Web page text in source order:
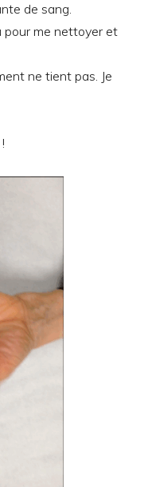
de sang.
pour me nettoyer et
ne tient pas. Je